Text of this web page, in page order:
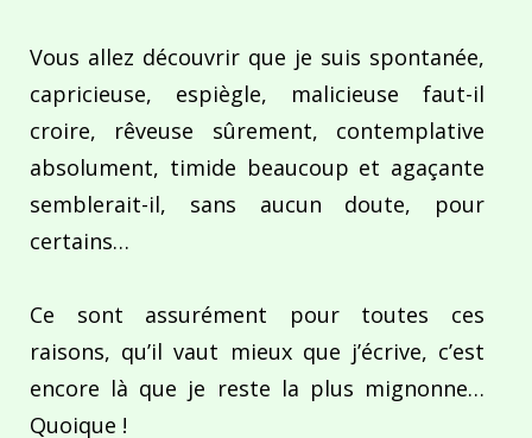
Vous allez découvrir que je suis spontanée,
capricieuse, espiègle, malicieuse faut-il
croire, rêveuse sûrement, contemplative
absolument, timide beaucoup et agaçante
semblerait-il, sans aucun doute, pour
certains…
Ce sont assurément pour toutes ces
raisons, qu’il vaut mieux que j’écrive, c’est
encore là que je reste la plus mignonne…
Quoique !